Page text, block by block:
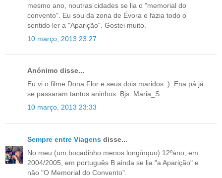
mesmo ano, noutras cidades se lia o "memorial do
convento". Eu sou da zona de Évora e fazia todo o
sentido ler a "Aparição". Gostei muito.
10 março, 2013 23:27
Anónimo disse...
Eu vi o filme Dona Flor e seus dois maridos :). Ena pá já
se passaram tantos aninhos. Bjs. Maria_S
10 março, 2013 23:33
Sempre entre Viagens disse...
No meu (um bocadinho menos longínquo) 12ºano, em
2004/2005, em português B ainda se lia "a Aparição" e
não "O Memorial do Convento".